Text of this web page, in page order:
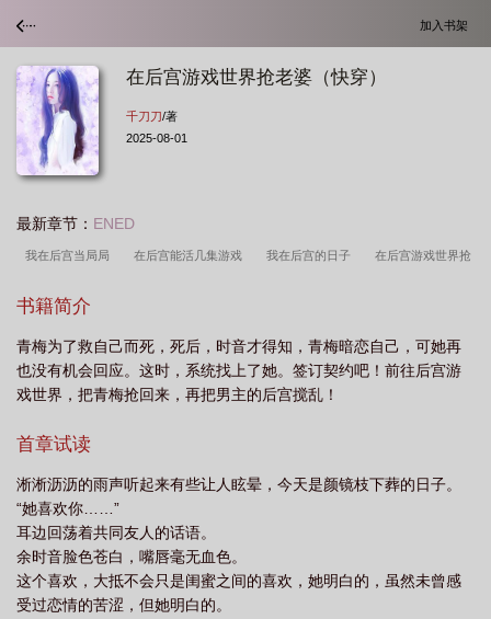
加入书架
在后宫游戏世界抢老婆（快穿）
千刀刀/著
2025-08-01
最新章节： ENED
我在后宫当局局 在后宫能活几集游戏 我在后宫的日子 在后宫游戏世界抢
千刀刀 在后宫游戏世界抢老婆(快穿)作者千刀刀
看 在后宫异世界开迷宫 在后宫游戏世界抢老婆快穿 在后宫这里开始漫
画 在后宫开异世界 在后宫躺平养老笔趣阁无弹窗最新章节更新时间 在后宫
在后宫世界当反派
后宫游戏世界抢老婆[快穿 在后宫异世界 我在后宫攻略异世界
书籍简介
青梅为了救自己而死，死后，时音才得知，青梅暗恋自己，可她再
也没有机会回应。这时，系统找上了她。签订契约吧！前往后宫游
戏世界，把青梅抢回来，再把男主的后宫搅乱！
首章试读
淅淅沥沥的雨声听起来有些让人眩晕，今天是颜镜枝下葬的日子。
“她喜欢你……”
耳边回荡着共同友人的话语。
余时音脸色苍白，嘴唇毫无血色。
这个喜欢，大抵不会只是闺蜜之间的喜欢，她明白的，虽然未曾感
受过恋情的苦涩，但她明白的。